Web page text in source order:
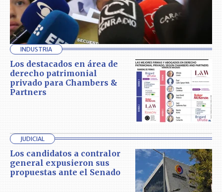
INDUSTRIA
Los destacados en área de
derecho patrimonial
privado para Chambers &
Partners
JUDICIAL
Los candidatos a contralor
general expusieron sus
propuestas ante el Senado